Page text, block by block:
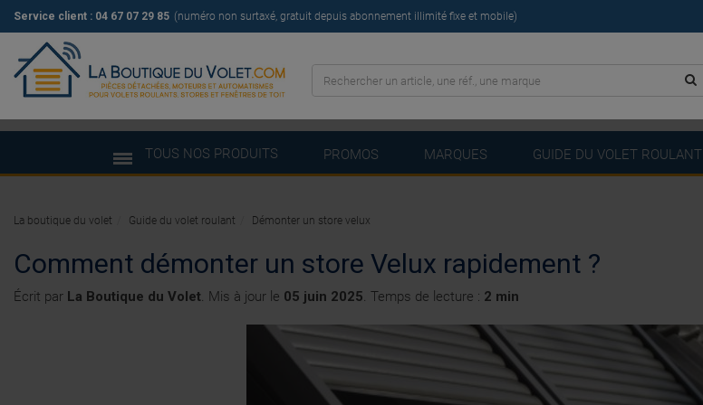
Service client : 04 67 07 29 85 (numéro non surtaxé, gratuit depuis abonnement illimité fixe et mobile)
TOUS NOS PRODUITS PROMOS MARQUES GUIDE DU VOLET ROULANT
Comment démonter un store Velux rapidement ?
Écrit par La Boutique du Volet. Mis à jour le 05 juin 2025. Temps de lecture : 2 min
La boutique du volet Guide du volet roulant Démonter un store velux